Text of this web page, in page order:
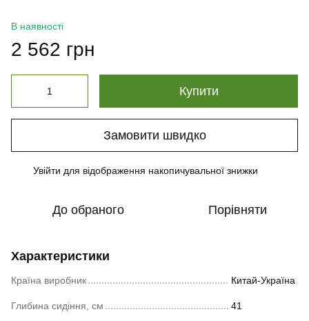
В наявності
2 562 грн
Купити
Замовити швидко
Увійти для відображення накопичувальної знижки
До обраного Порівняти
Характеристики
Країна виробник Китай-Україна
Глибина сидіння, см 41